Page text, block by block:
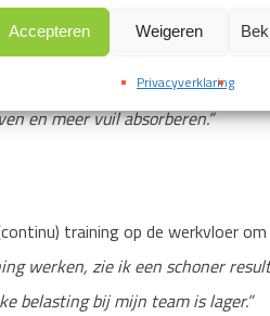
Accepteren Weigeren
Privacyverklaring
materialen mee? Schmidt:
“De
concurrerende materialen
procent minder pads, moppen en
en meer vuil absorberen.”
training op de werkvloer
werken, zie ik een schoner
belasting bij mijn team is lager.”